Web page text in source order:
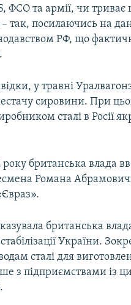
ФСО та армії, чи триває
так, посилаючись на
РФ, що
у травні
сировини. При
сталі в Росії
британська влада
Романа
британська
України.
сталі для
з підприємствами із